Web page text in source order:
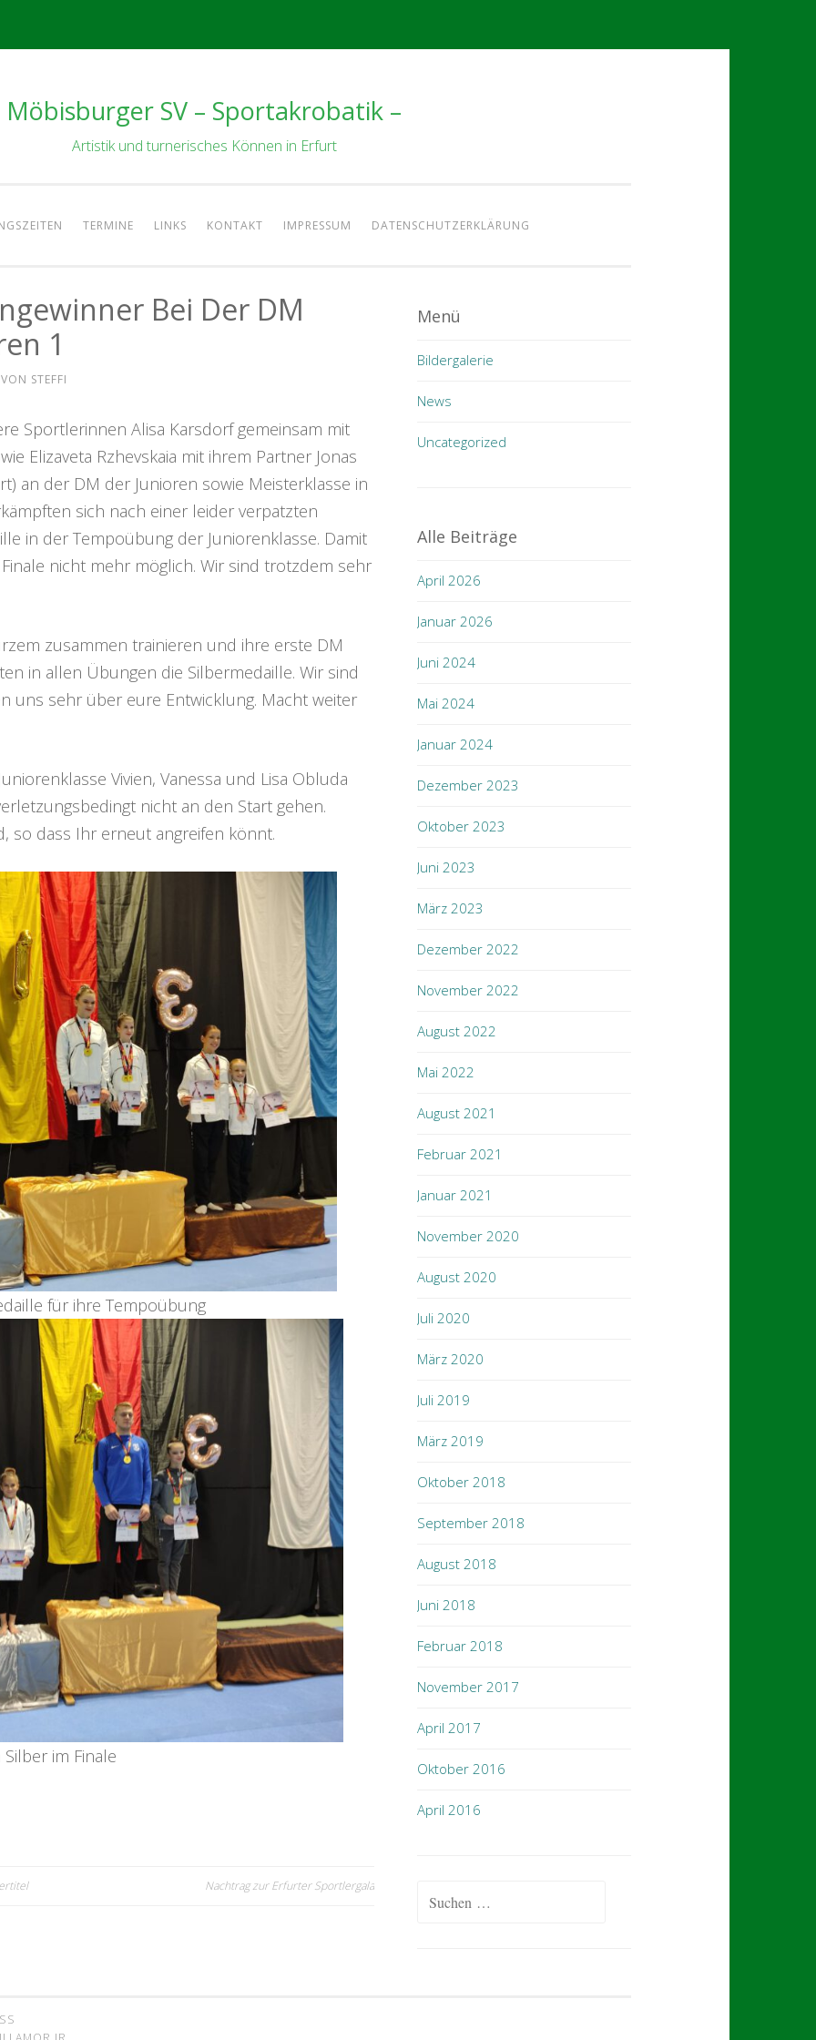
Möbisburger SV – Sportakrobatik –
Artistik und turnerisches Können in Erfurt
TERMINE LINKS KONTAKT IMPRESSUM DATENSCHUTZERKLÄRUNG
Bei Der DM
1
VON STEFFI
Sportlerinnen Alisa Karsdorf gemeinsam mit
Elizaveta Rzhevskaia mit ihrem Partner Jonas
an der DM der Junioren sowie Meisterklasse in
sich nach einer leider verpatzten
in der Tempoübung der Juniorenklasse. Damit
nicht mehr möglich. Wir sind trotzdem sehr
zusammen trainieren und ihre erste DM
in allen Übungen die Silbermedaille. Wir sind
uns sehr über eure Entwicklung. Macht weiter
Vivien, Vanessa und Lisa Obluda
nicht an den Start gehen.
so dass Ihr erneut angreifen könnt.
für ihre Tempoübung
im Finale
Nachtrag zur Erfurter Sportlergala
Menü
Bildergalerie
News
Uncategorized
Alle Beiträge
April 2026
Januar 2026
Juni 2024
Mai 2024
Januar 2024
Dezember 2023
Oktober 2023
Juni 2023
März 2023
Dezember 2022
November 2022
August 2022
Mai 2022
August 2021
Februar 2021
Januar 2021
November 2020
August 2020
Juli 2020
März 2020
Juli 2019
März 2019
Oktober 2018
September 2018
August 2018
Juni 2018
Februar 2018
November 2017
April 2017
Oktober 2016
April 2016
Suchen